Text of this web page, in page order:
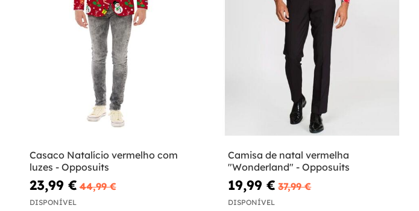
Casaco Natalício vermelho com
luzes - Opposuits
23,99 € 44,99 €
DISPONÍVEL
Camisa de natal vermelha
"Wonderland" - Opposuits
19,99 € 37,99 €
DISPONÍVEL